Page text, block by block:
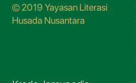
© 2019 Yayasan Literasi
Husada Nusantara